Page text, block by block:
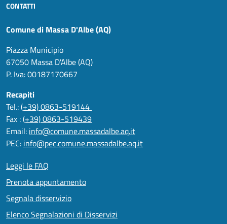
CONTATTI
Comune di Massa D'Albe (AQ)
Piazza Municipio
67050 Massa D'Albe (AQ)
P. Iva: 00187170667
Recapiti
Tel.:(+39) 0863-519144
Fax :(+39) 0863-519439
Email: info@comune.massadalbe.aq.it
PEC: info@pec.comune.massadalbe.aq.it
Leggi le FAQ
Prenota appuntamento
Segnala disservizio
Elenco Segnalazioni di Disservizi